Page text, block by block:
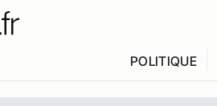
POLITIQUE